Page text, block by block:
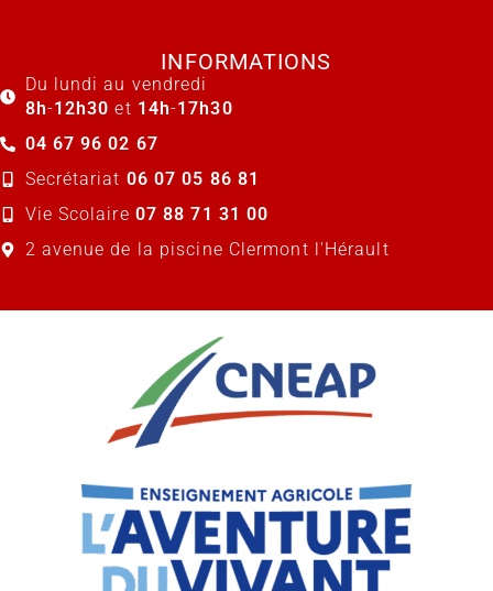
INFORMATIONS
Du lundi au vendredi
8h-12h30et 14h-17h30
04 67 96 02 67
Secrétariat 06 07 05 86 81
Vie Scolaire 07 88 71 31 00
2 avenue de la piscine Clermont l'Hérault